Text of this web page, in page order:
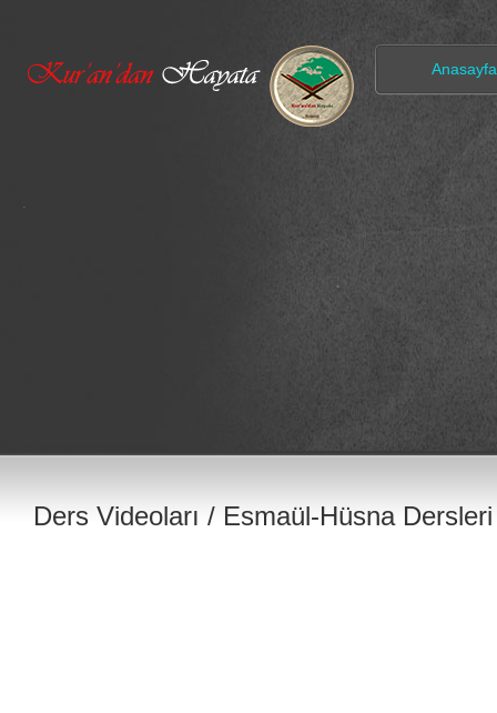
Anasayfa
.
Ders Videoları / Esmaül-Hüsna Dersleri